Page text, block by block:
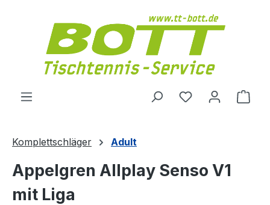
Du hast 0
Komplettschläger Adult
Appelgren Allplay Senso V1
mit Liga